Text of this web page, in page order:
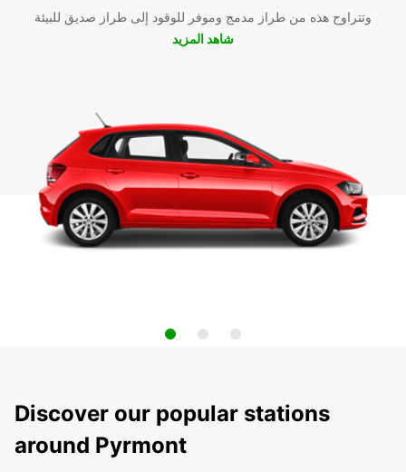
وتتراوح هذه من طراز مدمج وموفر للوقود إلى طراز صديق للبيئة
شاهد المزيد
Discover our popular stations
around Pyrmont